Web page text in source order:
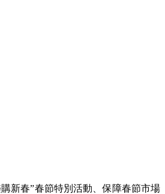
新春”春節特別活動、保障春節市場